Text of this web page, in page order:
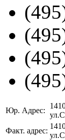
Юр. Адрес:
Факт. адрес: